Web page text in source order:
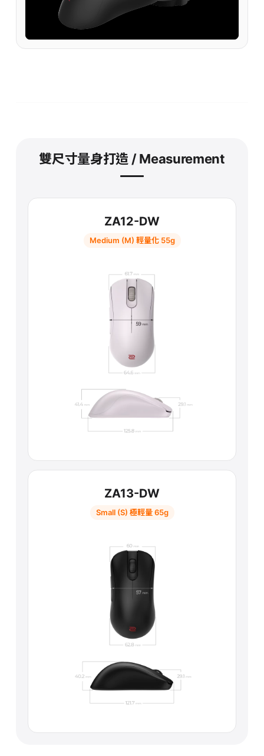
雙尺寸量身打造 / Measurement
ZA12-DW
Medium (M) 輕量化 55g
ZA13-DW
Small (S) 極輕量 65g